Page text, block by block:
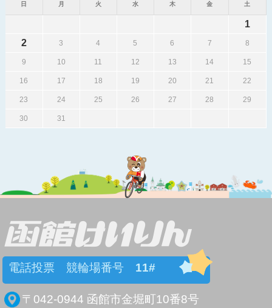
日 月 火 水 木 金 土
1
2
3 4 5 6 7 8
9 10 11 12 13 14 15
16 17 18 19 20 21 22
23 24 25 26 27 28 29
30 31
電話投票 競輪場番号 11#
〒042-0944 函館市金堀町10番8号